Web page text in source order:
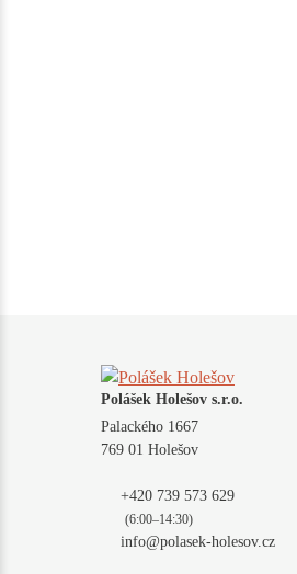
Polášek Holešov s.r.o.
Palackého 1667
769 01 Holešov
+420 739 573 629
(6:00–14:30)
info@polasek-holesov.cz